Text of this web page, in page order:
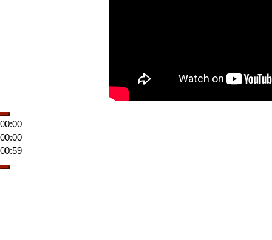
00:00
00:00
00:59